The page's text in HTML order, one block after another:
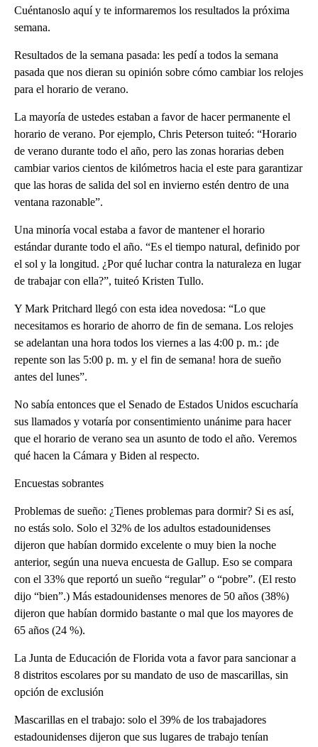
Cuéntanoslo aquí y te informaremos los resultados la próxima
semana.
Resultados de la semana pasada: les pedí a todos la semana
pasada que nos dieran su opinión sobre cómo cambiar los relojes
para el horario de verano.
La mayoría de ustedes estaban a favor de hacer permanente el
horario de verano. Por ejemplo, Chris Peterson tuiteó: “Horario
de verano durante todo el año, pero las zonas horarias deben
cambiar varios cientos de kilómetros hacia el este para garantizar
que las horas de salida del sol en invierno estén dentro de una
ventana razonable”.
Una minoría vocal estaba a favor de mantener el horario
estándar durante todo el año. “Es el tiempo natural, definido por
el sol y la longitud. ¿Por qué luchar contra la naturaleza en lugar
de trabajar con ella?”, tuiteó Kristen Tullo.
Y Mark Pritchard llegó con esta idea novedosa: “Lo que
necesitamos es horario de ahorro de fin de semana. Los relojes
se adelantan una hora todos los viernes a las 4:00 p. m.: ¡de
repente son las 5:00 p. m. y el fin de semana! hora de sueño
antes del lunes”.
No sabía entonces que el Senado de Estados Unidos escucharía
sus llamados y votaría por consentimiento unánime para hacer
que el horario de verano sea un asunto de todo el año. Veremos
qué hacen la Cámara y Biden al respecto.
Encuestas sobrantes
Problemas de sueño: ¿Tienes problemas para dormir? Si es así,
no estás solo. Solo el 32% de los adultos estadounidenses
dijeron que habían dormido excelente o muy bien la noche
anterior, según una nueva encuesta de Gallup. Eso se compara
con el 33% que reportó un sueño “regular” o “pobre”. (El resto
dijo “bien”.) Más estadounidenses menores de 50 años (38%)
dijeron que habían dormido bastante o mal que los mayores de
65 años (24 %).
La Junta de Educación de Florida vota a favor para sancionar a
8 distritos escolares por su mandato de uso de mascarillas, sin
opción de exclusión
Mascarillas en el trabajo: solo el 39% de los trabajadores
estadounidenses dijeron que sus lugares de trabajo tenían